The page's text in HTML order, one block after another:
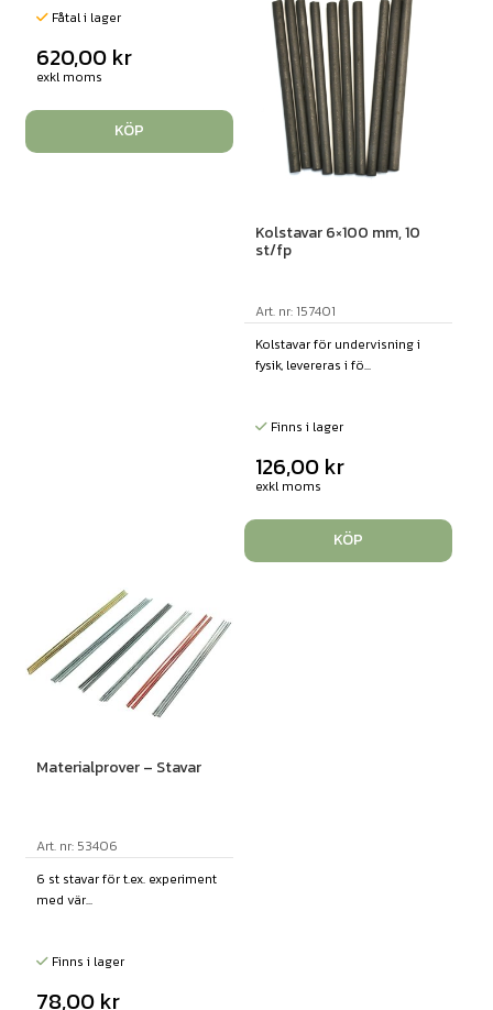
Fåtal i lager
620,00 kr
exkl moms
KÖP
Kolstavar 6×100 mm, 10
st/fp
Art. nr: 157401
Kolstavar för undervisning i
fysik, levereras i fö...
Finns i lager
126,00 kr
exkl moms
KÖP
Materialprover – Stavar
Art. nr: 53406
6 st stavar för t.ex. experiment
med vär...
Finns i lager
78,00 kr